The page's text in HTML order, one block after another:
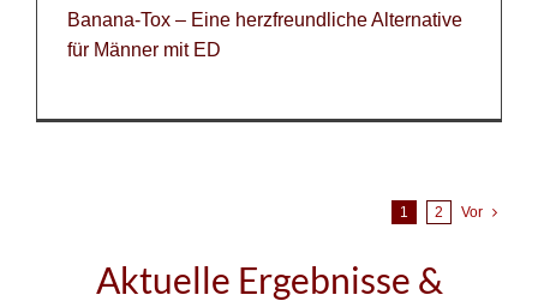
Banana-Tox – Eine herzfreundliche Alternative
für Männer mit ED
1 2 Vor
Aktuelle Ergebnisse &